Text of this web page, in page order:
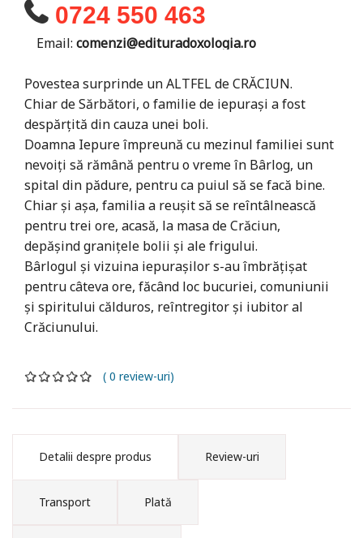
0724 550 463
Email: comenzi@edituradoxologia.ro
Povestea surprinde un ALTFEL de CRĂCIUN.
Chiar de Sărbători, o familie de iepurași a fost
despărțită din cauza unei boli.
Doamna Iepure împreună cu mezinul familiei sunt
nevoiți să rămână pentru o vreme în Bârlog, un
spital din pădure, pentru ca puiul să se facă bine.
Chiar și așa, familia a reușit să se reîntâlnească
pentru trei ore, acasă, la masa de Crăciun,
depășind granițele bolii și ale frigului.
Bârlogul și vizuina iepurașilor s-au îmbrățișat
pentru câteva ore, făcând loc bucuriei, comuniunii
și spiritului călduros, reîntregitor și iubitor al
Crăciunului.
( 0 review-uri)
Detalii despre produs Review-uri
Transport Plată